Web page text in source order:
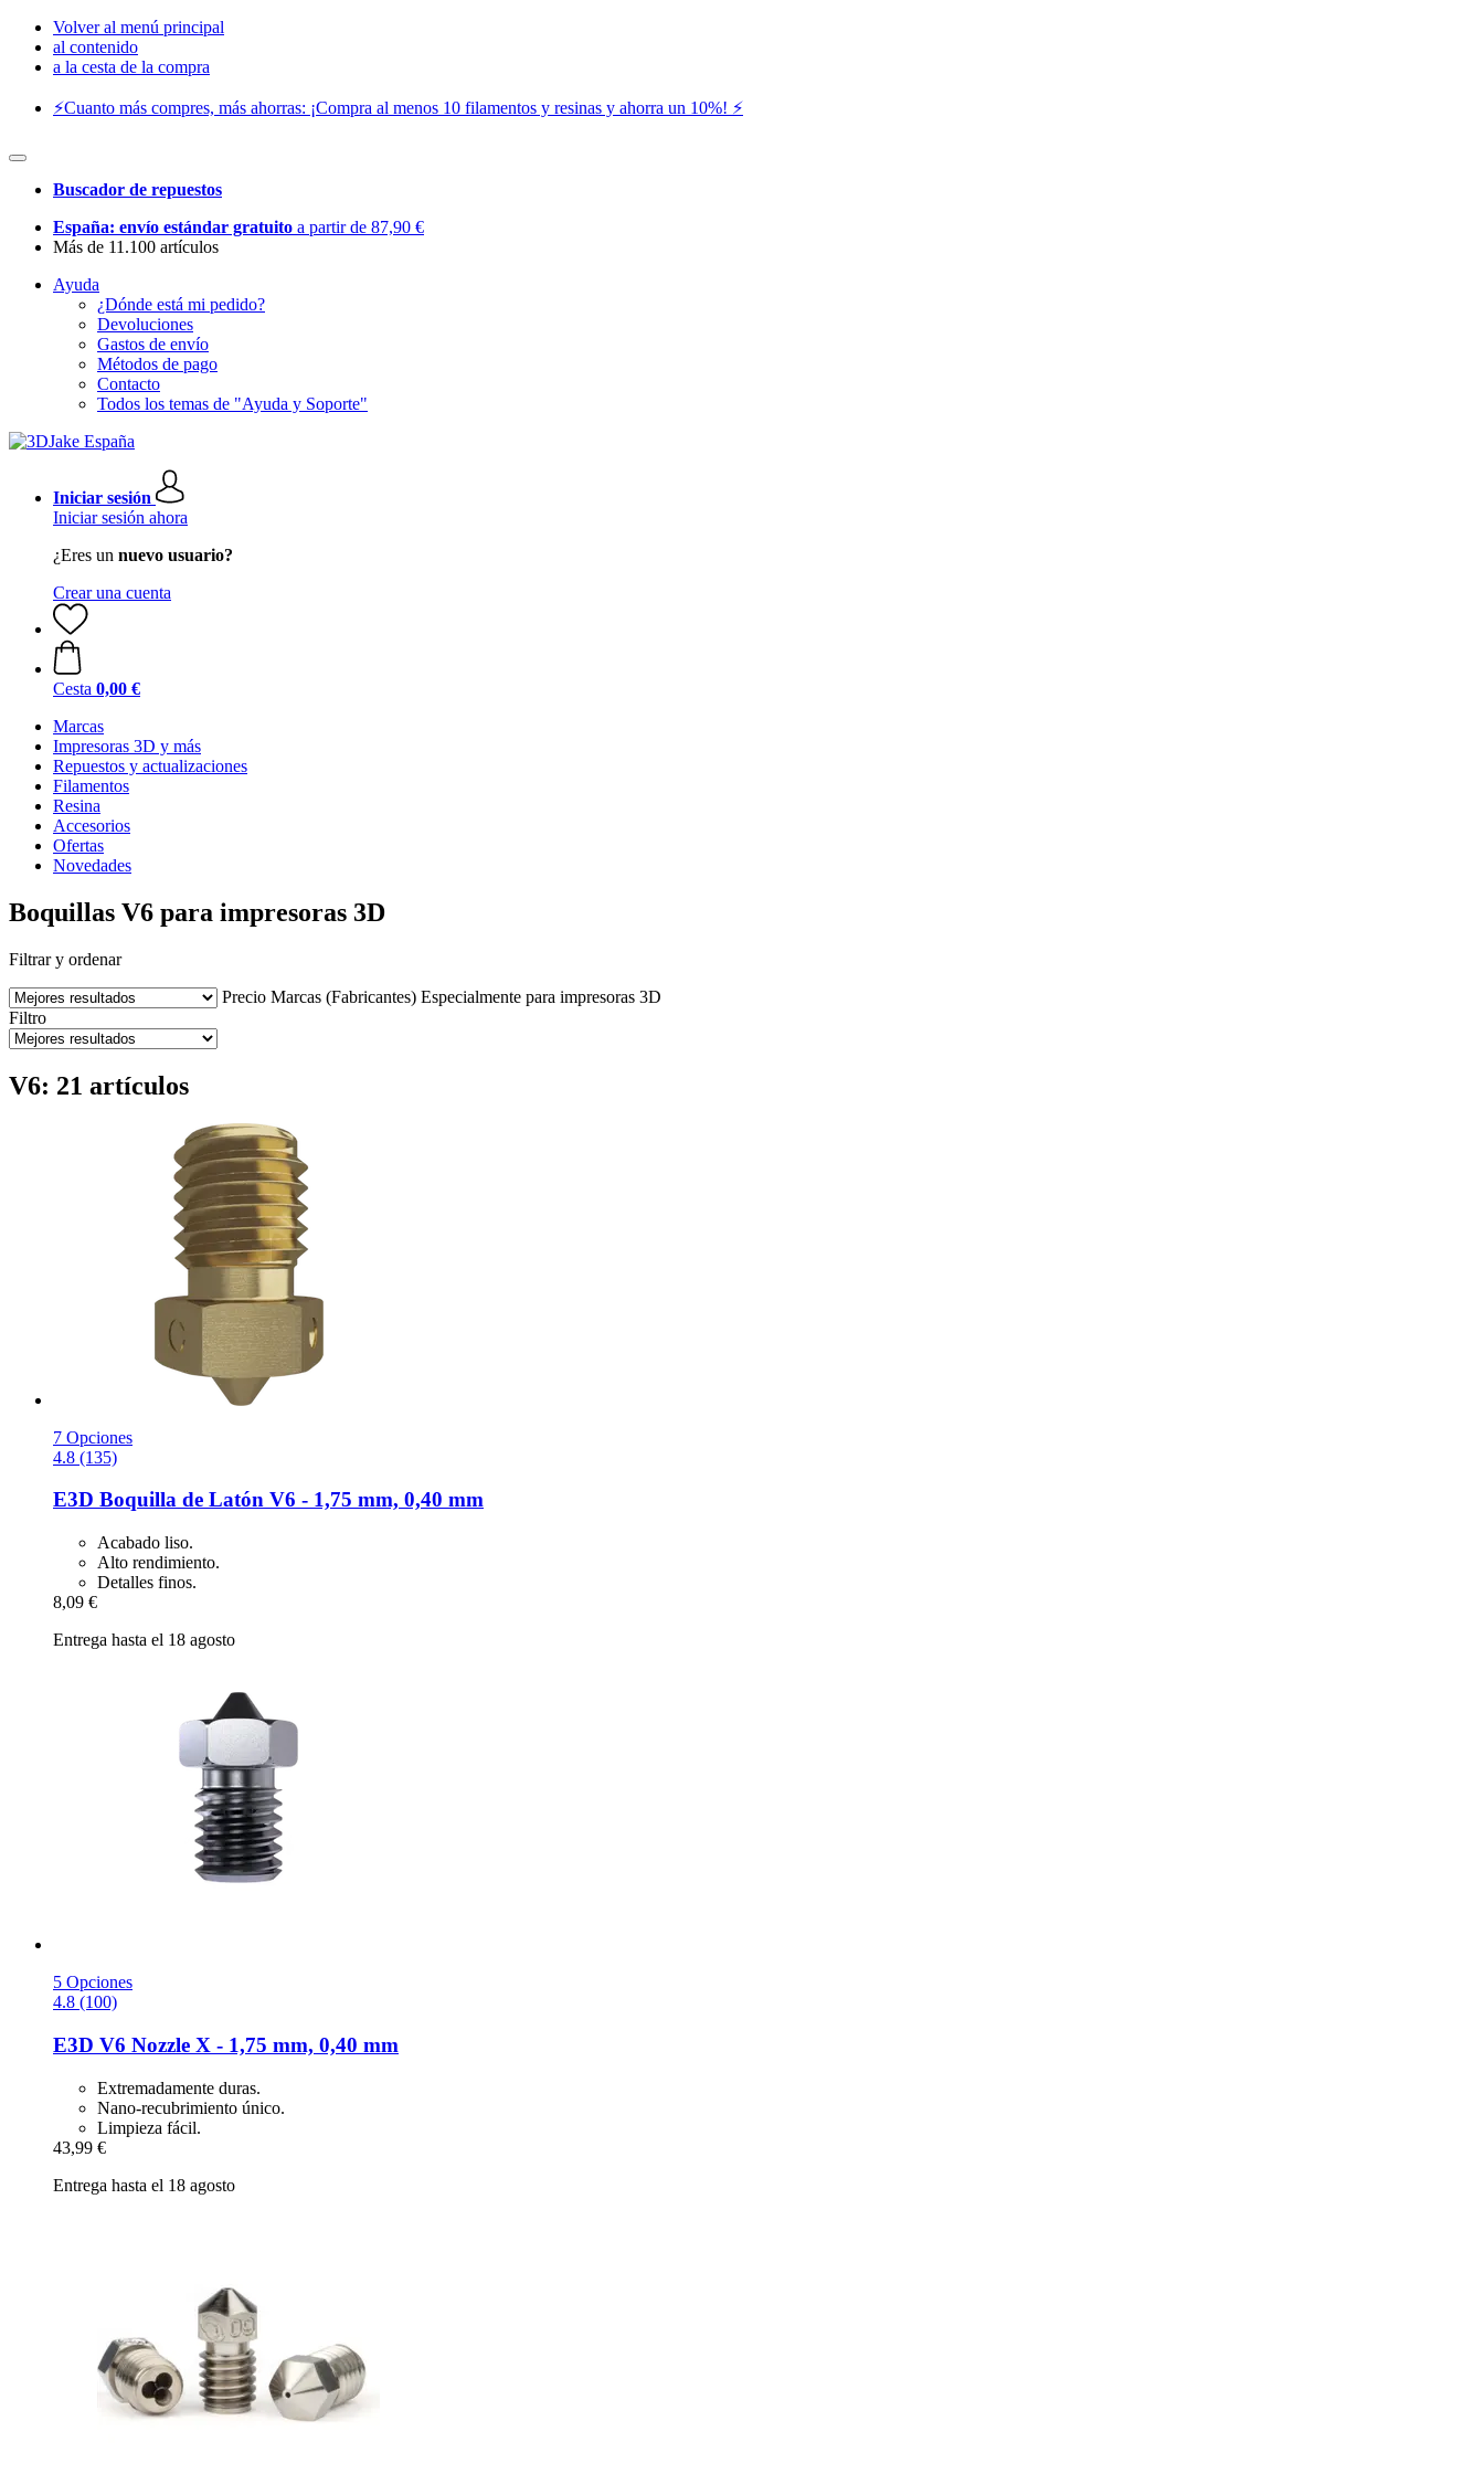
Volver al menú principal
al contenido
a la cesta de la compra
⚡️Cuanto más compres, más ahorras: ¡Compra al menos 10 filamentos y resinas y ahorra un 10%! ⚡️
Buscador de repuestos
España: envío estándar gratuito a partir de 87,90 €
Más de 11.100 artículos
Ayuda
¿Dónde está mi pedido?
Devoluciones
Gastos de envío
Métodos de pago
Contacto
Todos los temas de "Ayuda y Soporte"
Iniciar sesión
Iniciar sesión ahora
¿Eres un nuevo usuario?
Crear una cuenta
Cesta 0,00 €
Marcas
Impresoras 3D y más
Repuestos y actualizaciones
Filamentos
Resina
Accesorios
Ofertas
Novedades
Boquillas V6 para impresoras 3D
Filtrar y ordenar
Precio Marcas (Fabricantes) Especialmente para impresoras 3D
Filtro
V6: 21 artículos
7 Opciones
4.8 (135)
E3D Boquilla de Latón V6 -​ 1,75 mm, 0,40 mm
Acabado liso.
Alto rendimiento.
Detalles finos.
8,09 €
Entrega hasta el 18 agosto
5 Opciones
4.8 (100)
E3D V6 Nozzle X -​ 1,75 mm, 0,40 mm
Extremadamente duras.
Nano-recubrimiento único.
Limpieza fácil.
43,99 €
Entrega hasta el 18 agosto